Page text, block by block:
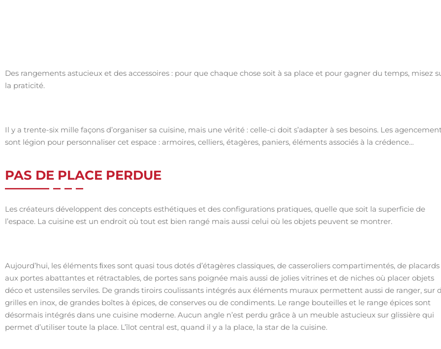
Des rangements astucieux et des accessoires : pour que chaque chose soit à sa place et pour gagner du temps, misez
la praticité.
Il y a trente-six mille façons d’organiser sa cuisine, mais une vérité : celle-ci doit s’adapter à ses besoins. Les
sont légion pour personnaliser cet espace : armoires, celliers, étagères, paniers, éléments associés à la crédence…
PAS DE PLACE PERDUE
Les créateurs développent des concepts esthétiques et des configurations pratiques, quelle que soit la superficie de
l’espace. La cuisine est un endroit où tout est bien rangé mais aussi celui où les objets peuvent se montrer.
Aujourd’hui, les éléments ﬁxes sont quasi tous dotés d’étagères classiques, de casseroliers compartimentés, de placards
aux portes abattantes et rétractables, de portes sans poignée mais aussi de jolies vitrines et de niches où placer objets
déco et ustensiles serviles. De grands tiroirs coulissants intégrés aux éléments muraux permettent aussi de ranger, sur
grilles en inox, de grandes boîtes à épices, de conserves ou de condiments. Le range bouteilles et le range épices sont
désormais intégrés dans une cuisine moderne. Aucun angle n’est perdu grâce à un meuble astucieux sur glissière qui
permet d’utiliser toute la place. L’îlot central est, quand il y a la place, la star de la cuisine.